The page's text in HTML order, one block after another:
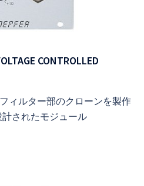
CONTROLLED
ィルター部のクローンを製作
されたモジュール